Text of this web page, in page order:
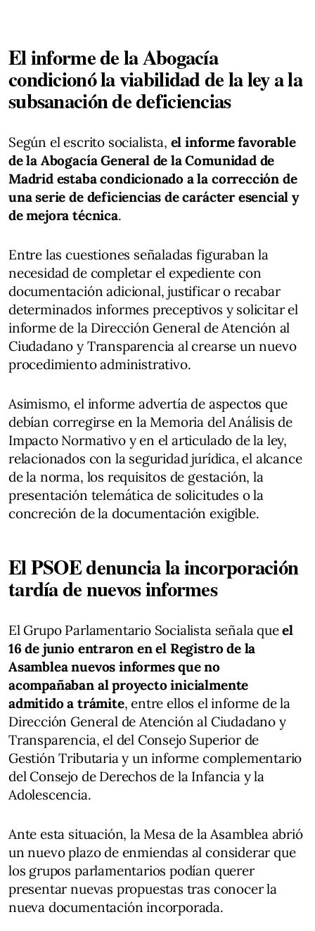
El informe de la Abogacía
condicionó la viabilidad de la ley a la
subsanación de deficiencias
Según el escrito socialista, el informe favorable
de la Abogacía General de la Comunidad de
Madrid estaba condicionado a la corrección de
una serie de deficiencias de carácter esencial y
de mejora técnica.
Entre las cuestiones señaladas figuraban la
necesidad de completar el expediente con
documentación adicional, justificar o recabar
determinados informes preceptivos y solicitar el
informe de la Dirección General de Atención al
Ciudadano y Transparencia al crearse un nuevo
procedimiento administrativo.
Asimismo, el informe advertía de aspectos que
debían corregirse en la Memoria del Análisis de
Impacto Normativo y en el articulado de la ley,
relacionados con la seguridad jurídica, el alcance
de la norma, los requisitos de gestación, la
presentación telemática de solicitudes o la
concreción de la documentación exigible.
El PSOE denuncia la incorporación
tardía de nuevos informes
El Grupo Parlamentario Socialista señala queel
16 de junio entraron en el Registro de la
Asamblea nuevos informes que no
acompañaban al proyecto inicialmente
admitido a trámite, entre ellos el informe de la
Dirección General de Atención al Ciudadano y
Transparencia, el del Consejo Superior de
Gestión Tributaria y un informe complementario
del Consejo de Derechos de la Infancia y la
Adolescencia.
Ante esta situación, la Mesa de la Asamblea abrió
un nuevo plazo de enmiendas al considerar que
los grupos parlamentarios podían querer
presentar nuevas propuestas tras conocer la
nueva documentación incorporada.